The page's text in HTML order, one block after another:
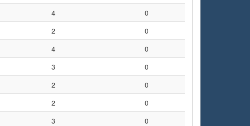
4
0
2
0
4
0
3
0
2
0
2
0
3
0